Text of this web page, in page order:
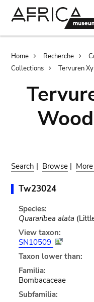
Home Recherche
Collections
Tervuren
Search | Browse |
Tw23024
Species:
Quararibea alata
View taxon:
SN10509
Taxon lower than:
Familia:
Bombacaceae
Subfamilia: